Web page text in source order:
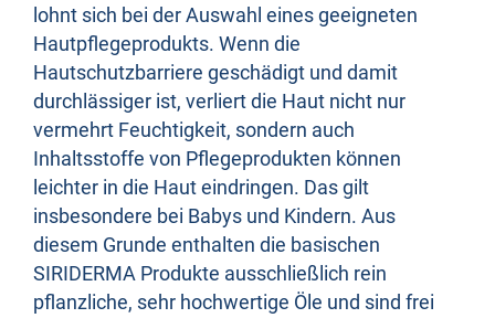
lohnt sich bei der Auswahl eines geeigneten
Hautpflegeprodukts. Wenn die
Hautschutzbarriere geschädigt und damit
durchlässiger ist, verliert die Haut nicht nur
vermehrt Feuchtigkeit, sondern auch
Inhaltsstoffe von Pflegeprodukten können
leichter in die Haut eindringen. Das gilt
insbesondere bei Babys und Kindern. Aus
diesem Grunde enthalten die basischen
SIRIDERMA Produkte ausschließlich rein
pflanzliche, sehr hochwertige Öle und sind frei